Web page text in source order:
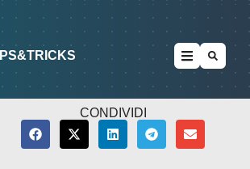
PROGETTAZIONE
CONDIVIDI